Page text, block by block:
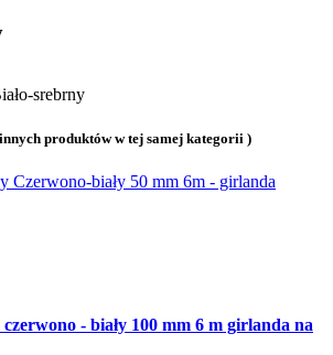
srebrny
produktów w tej samej kategorii )
- biały 100 mm 6 m girlanda na